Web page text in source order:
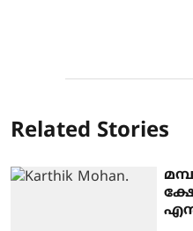
Related Stories